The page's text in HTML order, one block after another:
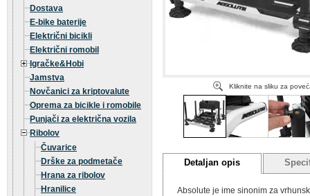
Dostava
E-bike baterije
Električni bicikli
Električni romobil
Igračke&Hobi
Jamstva
Novčanici za kriptovalute
Oprema za bicikle i romobile
Punjači za električna vozila
Ribolov
Čuvarice
Drške za podmetače
Hrana za ribolov
Hranilice
Kliknite na sliku za
Detaljan opis
Absolute je ime sinonim za